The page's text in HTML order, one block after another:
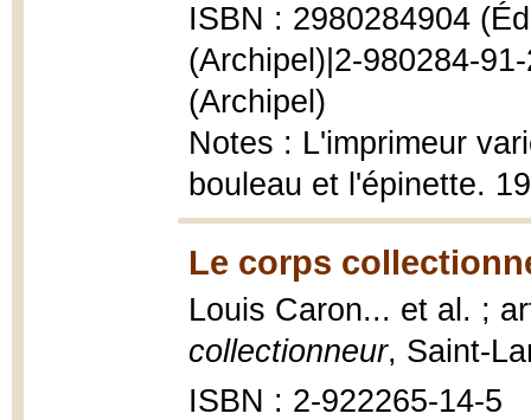
ISBN : 2980284904
(Archipel)|2-980284-
(Archipel)
Notes : L'imprimeur
bouleau et l'épinette.
Le corps
Louis Caron... et al. ;
collectionneur, Saint-
ISBN : 2-922265-14-5